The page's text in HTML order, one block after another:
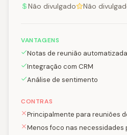
Não divulgado Não
VANTAGENS
Notas de reunião
Integração com CRM
Análise de sentimento
CONTRAS
Principalmente para reuniões
Menos foco nas necessidades